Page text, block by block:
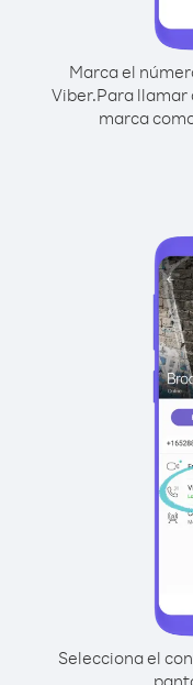
Marca el
Viber.Para llamar
marca
Selecciona el